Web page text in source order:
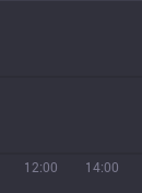
12:00 14:00